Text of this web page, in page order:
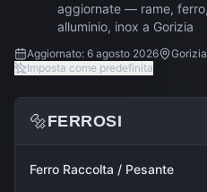
aggiornate — rame,
alluminio, inox a Gorizia
Aggiornato: 6 agosto 2026 Gorizia
Imposta come predefinita
🔩FERROSI
Ferro Raccolta / Pesante